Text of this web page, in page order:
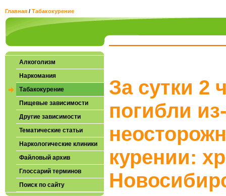
Главная / Табакокурение
Алкоголизм
Наркомания
Табакокурение
Пищевые зависимости
Другие зависимости
Тематические статьи
Наркологические клиники
Файловый архив
Глоссарий терминов
Поиск по сайту
За сутки 2
погибли
курении: